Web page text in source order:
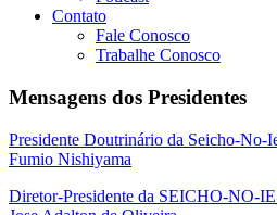
Contato
Fale Conosco
Trabalhe Conosco
Mensagens dos Presidentes
Presidente Doutrinário da Seicho-No-
Fumio Nishiyama
Diretor-Presidente da SEICHO-NO-